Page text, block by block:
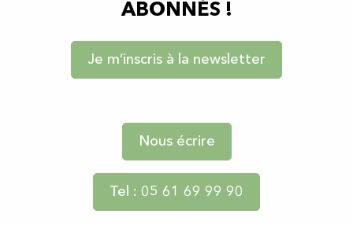
ABONNÉS !
Je m’inscris à la newsletter
Nous écrire
Tel : 05 61 69 99 90